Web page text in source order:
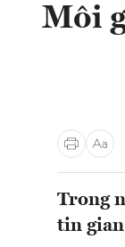
Môi
Trong
tin gian